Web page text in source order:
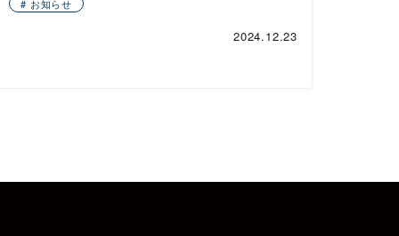
お知らせ
2024.12.23